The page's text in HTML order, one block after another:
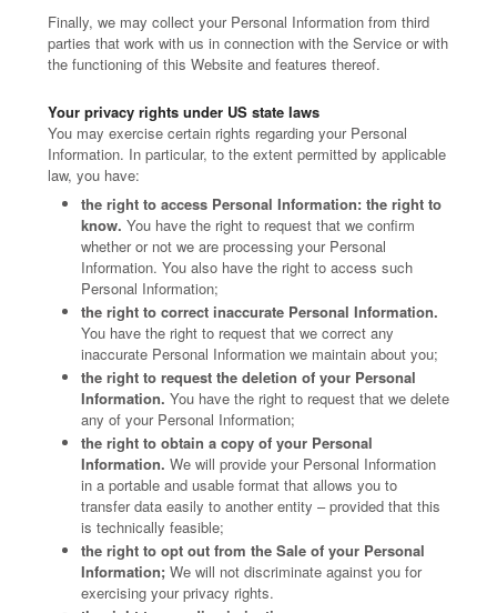
Finally, we may collect your Personal Information from third
parties that work with us in connection with the Service or with
the functioning of this Website and features thereof.
Your privacy rights under US state laws
You may exercise certain rights regarding your Personal
Information. In particular, to the extent permitted by applicable
law, you have:
the right to access Personal Information: the right to
know. You have the right to request that we confirm
whether or not we are processing your Personal
Information. You also have the right to access such
Personal Information;
the right to correct inaccurate Personal Information.
You have the right to request that we correct any
inaccurate Personal Information we maintain about you;
the right to request the deletion of your Personal
Information. You have the right to request that we delete
any of your Personal Information;
the right to obtain a copy of your Personal
Information. We will provide your Personal Information
in a portable and usable format that allows you to
transfer data easily to another entity – provided that this
is technically feasible;
the right to opt out from the Sale of your Personal
Information; We will not discriminate against you for
exercising your privacy rights.